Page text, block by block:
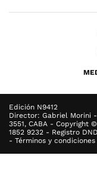
Edición N9412
Director: Gabriel Morini
3551, CABA - Copyright
1852 9232 - Registro
- Términos y